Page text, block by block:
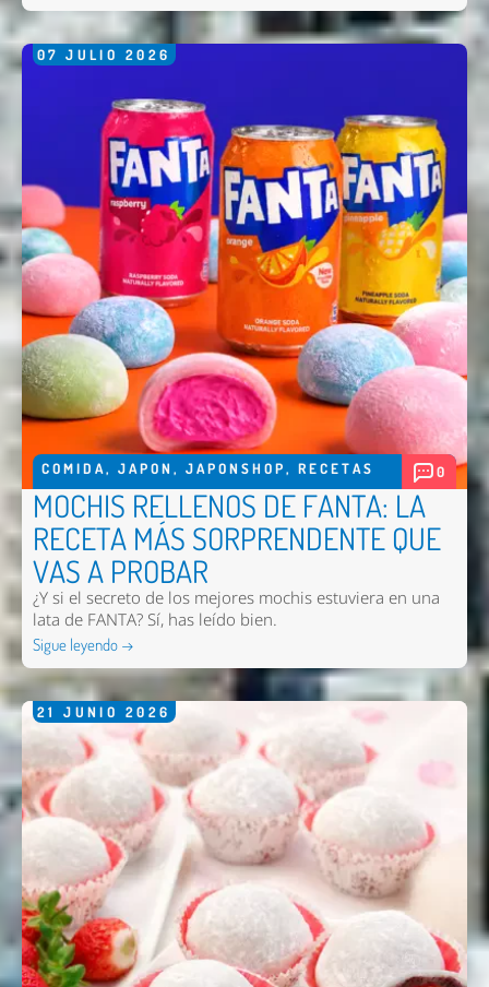
07 JULIO 2026
COMIDA, JAPON , JAPONSHOP, RECETAS 0
MOCHIS RELLENOS DE FANTA: LA
RECETA MÁS SORPRENDENTE QUE
VAS A PROBAR
¿Y si el secreto de los mejores mochis estuviera en una
lata de FANTA? Sí, has leído bien.
Sigue leyendo →
21 JUNIO 2026
Enviar